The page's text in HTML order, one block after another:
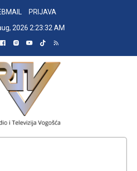
PRIJAVA
2026 2:23:33 AM